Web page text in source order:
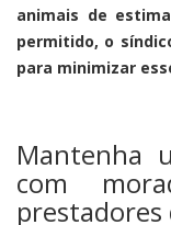
animais de
permitido, o
para minimizar
Mantenha
com
prestadores